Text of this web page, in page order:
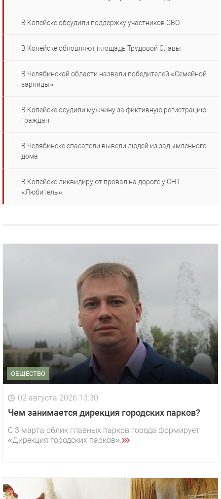
В Копейске обсудили поддержку участников СВО
В Копейске обновляют площадь Трудовой Славы
В Челябинской области назвали победителей «Семейной
зарницы»
В Копейске осудили мужчину за фиктивную регистрацию
граждан
В Челябинске спасатели вывели людей из задымлённого
дома
В Копейске ликвидируют провал на дороге у СНТ
«Любитель»
ОБЩЕСТВО
02 августа 2026 13:30
Чем занимается дирекция городских парков?
С 3 марта облик главных парков города формирует
«Дирекция городских парков».